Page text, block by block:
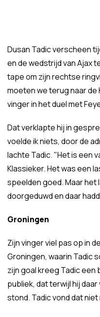
Dusan Tadic verscheen
en de wedstrijd van Ajax
tape om zijn rechtse
moeten we terug naar de
vinger in het duel met
Dat verklapte hij in
voelde ik niets, door de
lachte Tadic. "Het is een
Klassieker. Het was een
speelden goed. Maar het
doorgeduwd en daar
Groningen
Zijn vinger viel pas op in
Groningen, waarin Tadic
zijn goal kreeg Tadic
publiek, dat terwijl hij
stond. Tadic vond dat